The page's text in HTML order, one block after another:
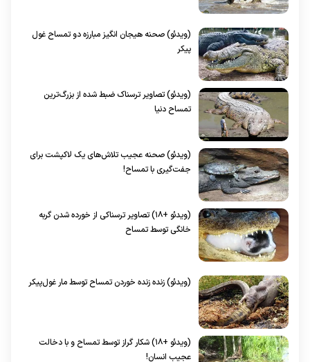
(ویدئو) صحنه هیجان انگیز مبارزه دو تمساح غول
پیکر
(ویدئو) تصاویر ترسناک ضبط شده از بزرگ‌ترین
تمساح دنیا
(ویدئو) صحنه عجیب تلاش‌های یک لاکپشت برای
جفت‌گیری با تمساح!
(ویدئو +۱۸) تصاویر ترسناکی از خورده شدن گربه
خانگی توسط تمساح
(ویدئو) زنده زنده خوردن تمساح توسط مار غول‌پیکر
(ویدئو +۱۸) شکار گراز توسط تمساح و با دخالت
عجیب انسان!